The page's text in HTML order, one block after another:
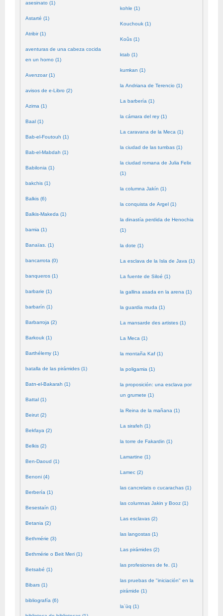
asesinato (1)
Astarté (1)
Atribir (1)
aventuras de una cabeza cocida
en un horno (1)
Avenzoar (1)
avisos de e-Libro (2)
Azima (1)
Baal (1)
Bab-el-Foutouh (1)
Bab-el-Mabdah (1)
Babilonia (1)
bakchis (1)
Balkis (6)
Balkis-Makeda (1)
bamia (1)
Banaïas. (1)
bancarrota (0)
banqueros (1)
barbarie (1)
barbarín (1)
Barbarroja (2)
Barkouk (1)
Barthélemy (1)
batalla de las pirámides (1)
Batn-el-Bakarah (1)
Battal (1)
Beirut (2)
Bekfaya (2)
Belkis (2)
Ben-Daoud (1)
Benoni (4)
Berbería (1)
Besestaín (1)
Betania (2)
Bethmérie (3)
Bethmérie o Beit Meri (1)
Betsabé (1)
Bibars (1)
bibliografía (6)
kohle (1)
Kouchouk (1)
Koûs (1)
ktab (1)
kumkan (1)
la Andriana de Terencio (1)
La barbería (1)
la cámara del rey (1)
La caravana de la Meca (1)
la ciudad de las tumbas (1)
la ciudad romana de Julia Felix
(1)
la columna Jakín (1)
la conquista de Argel (1)
la dinastía perdida de Henochia
(1)
la dote (1)
La esclava de la Isla de Java (1)
La fuente de Siloé (1)
la gallina asada en la arena (1)
la guardia muda (1)
La mansarde des artistes (1)
La Meca (1)
la montaña Kaf (1)
la poligamia (1)
la proposición: una esclava por
un grumete (1)
la Reina de la mañana (1)
La sirafeh (1)
la torre de Fakardin (1)
Lamartine (1)
Lamec (2)
las cancrelats o cucarachas (1)
las columnas Jakin y Booz (1)
Las esclavas (2)
las langostas (1)
Las pirámides (2)
las profesiones de fe. (1)
las pruebas de "iniciación" en la
pirámide (1)
laʿūq (1)